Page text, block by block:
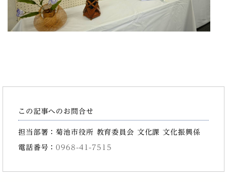
この記事へのお問合せ
担当部署：菊池市役所 教育委員会 文化課 文化振興係
電話番号：0968-41-7515